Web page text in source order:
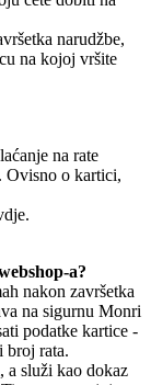
narudžbe,
na kojoj vršite
na rate
Ovisno o kartici,
a?
nakon završetka
na sigurnu Monri
podatke kartice -
broj rata.
a služi kao dokaz